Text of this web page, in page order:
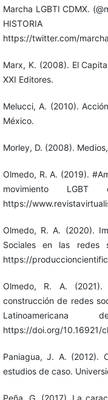
Marcha LGBTI CDMX.
https://twitter.com/
Marx, K. (2008). El
XXI Editores.
Melucci, A. (2010).
México.
Morley, D. (2008).
Olmedo, R. A. (2019).
movimiento
https://
Olmedo, R. A. (2020).
Sociales en las redes
https://
Olmedo, R. A.
construcción de redes
https://doi.org/10.16921/
Paniagua, J. A. (2012).
estudios de caso.
Peña, G. (2017). La